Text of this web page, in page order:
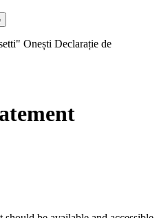
Onești Declarație de